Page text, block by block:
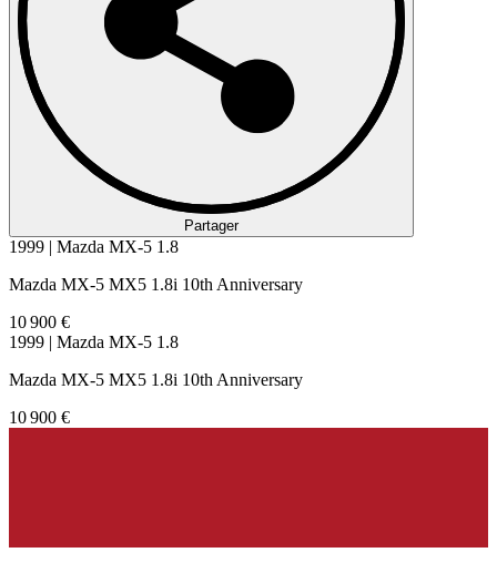
Partager
1999 | Mazda MX-5 1.8
Mazda MX-5 MX5 1.8i 10th Anniversary
10 900 €
1999 | Mazda MX-5 1.8
Mazda MX-5 MX5 1.8i 10th Anniversary
10 900 €